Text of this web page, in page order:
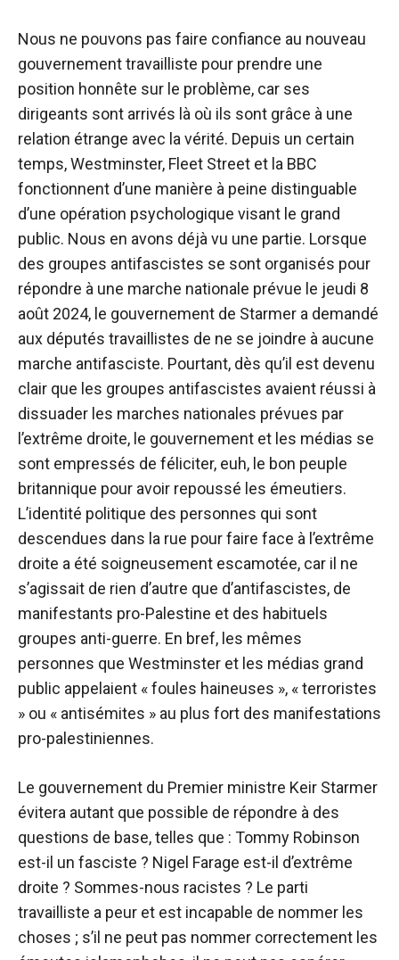
Nous ne pouvons pas faire confiance au nouveau
gouvernement travailliste pour prendre une
position honnête sur le problème, car ses
dirigeants sont arrivés là où ils sont grâce à une
relation étrange avec la vérité. Depuis un certain
temps, Westminster, Fleet Street et la BBC
fonctionnent d’une manière à peine distinguable
d’une opération psychologique visant le grand
public. Nous en avons déjà vu une partie. Lorsque
des groupes antifascistes se sont organisés pour
répondre à une marche nationale prévue le jeudi 8
août 2024, le gouvernement de Starmer a demandé
aux députés travaillistes de ne se joindre à aucune
marche antifasciste. Pourtant, dès qu’il est devenu
clair que les groupes antifascistes avaient réussi à
dissuader les marches nationales prévues par
l’extrême droite, le gouvernement et les médias se
sont empressés de féliciter, euh, le bon peuple
britannique pour avoir repoussé les émeutiers.
L’identité politique des personnes qui sont
descendues dans la rue pour faire face à l’extrême
droite a été soigneusement escamotée, car il ne
s’agissait de rien d’autre que d’antifascistes, de
manifestants pro-Palestine et des habituels
groupes anti-guerre. En bref, les mêmes
personnes que Westminster et les médias grand
public appelaient « foules haineuses », « terroristes
» ou « antisémites » au plus fort des manifestations
pro-palestiniennes.
Le gouvernement du Premier ministre Keir Starmer
évitera autant que possible de répondre à des
questions de base, telles que : Tommy Robinson
est-il un fasciste ? Nigel Farage est-il d’extrême
droite ? Sommes-nous racistes ? Le parti
travailliste a peur et est incapable de nommer les
choses ; s’il ne peut pas nommer correctement les